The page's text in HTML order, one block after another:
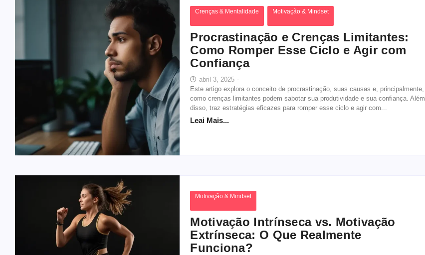
Crenças & Mentalidade Motivação & Mindset
Procrastinação e Crenças Limitantes:
Como Romper Esse Ciclo e Agir com
Confiança
abril 3, 2025 -
Este artigo explora o conceito de procrastinação, suas causas e, principalmente,
como crenças limitantes podem sabotar sua produtividade e sua confiança. Além
disso, traz estratégias eficazes para romper esse ciclo e agir com...
Leai Mais...
Motivação & Mindset
Motivação Intrínseca vs. Motivação
Extrínseca: O Que Realmente
Funciona?